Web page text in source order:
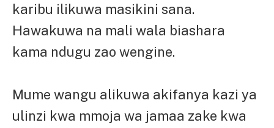
karibu ilikuwa masikini sana.
Hawakuwa na mali wala biashara
kama ndugu zao wengine.
Mume wangu alikuwa akifanya kazi ya
ulinzi kwa mmoja wa jamaa zake kwa